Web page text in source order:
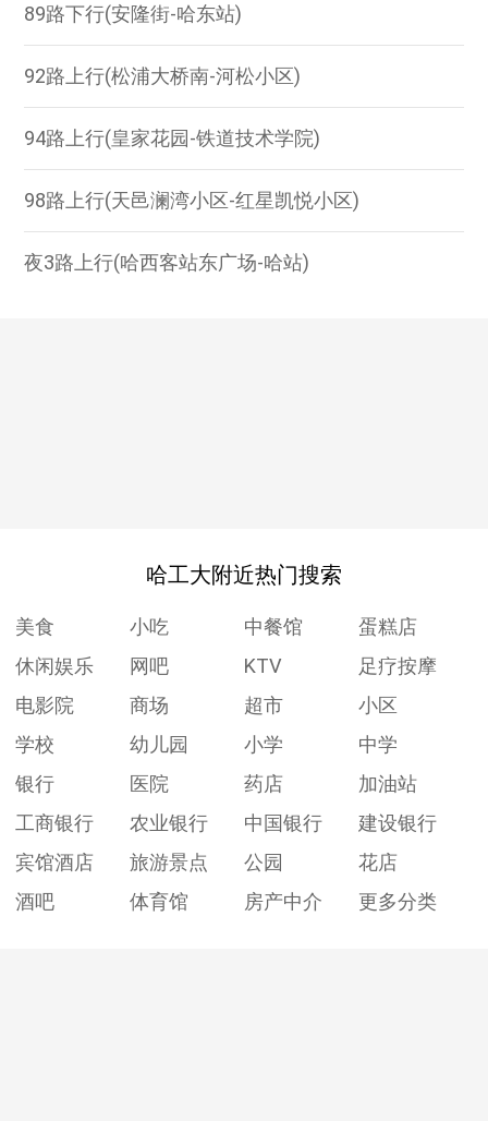
89路下行(安隆街-哈东站)
92路上行(松浦大桥南-河松小区)
94路上行(皇家花园-铁道技术学院)
98路上行(天邑澜湾小区-红星凯悦小区)
夜3路上行(哈西客站东广场-哈站)
哈工大附近热门搜索
美食 小吃 中餐馆
蛋糕店
休闲娱乐
网吧 KTV
足疗按摩
电影院
商场 超市
小区
学校
幼儿园 小学
中学
银行
医院 药店
加油站
工商银行
农业银行 中国银行
建设银行
宾馆酒店
旅游景点 公园
花店
酒吧
体育馆 房产中介 更多分类